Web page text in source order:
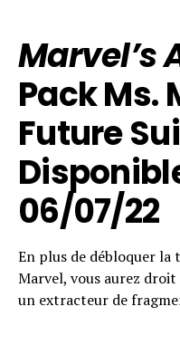
Marvel’s
Pack Ms.
Future
06/07/22
En plus de débloquer la
Marvel, vous aurez
un extracteur de